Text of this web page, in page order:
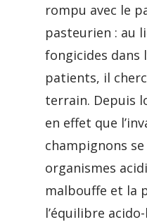
rompu avec le
pasteurien : au
fongicides dans
patients, il
terrain. Depuis
en effet que
champignons
organismes
malbouffe et la
l’équilibre